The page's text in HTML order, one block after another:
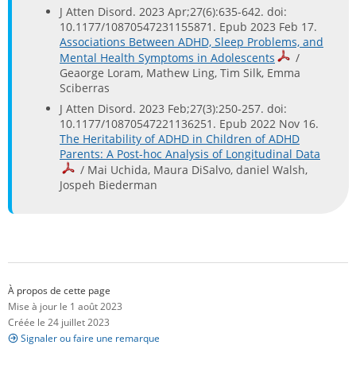
J Atten Disord. 2023 Apr;27(6):635-642. doi:
10.1177/10870547231155871. Epub 2023 Feb 17.
Associations Between ADHD, Sleep Problems, and
Mental Health Symptoms in Adolescents
/
Geaorge Loram, Mathew Ling, Tim Silk, Emma
Sciberras
J Atten Disord. 2023 Feb;27(3):250-257. doi:
10.1177/10870547221136251. Epub 2022 Nov 16.
The Heritability of ADHD in Children of ADHD
Parents: A Post-hoc Analysis of Longitudinal Data
/ Mai Uchida, Maura DiSalvo, daniel Walsh,
Jospeh Biederman
À propos de cette page
Mise à jour le 1 août 2023
Créée le 24 juillet 2023
Signaler ou faire une remarque